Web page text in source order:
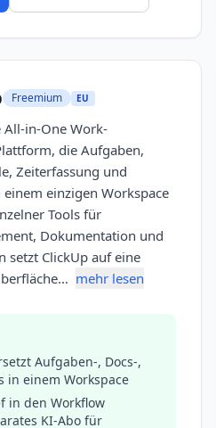
Freemium EU
All-in-One Work-
die Aufgaben,
Zeiterfassung und
einzigen Workspace
Tools für
Dokumentation und
setzt ClickUp auf eine
mehr lesen
Aufgaben-, Docs-,
in einem Workspace
in den Workflow
KI-Abo für